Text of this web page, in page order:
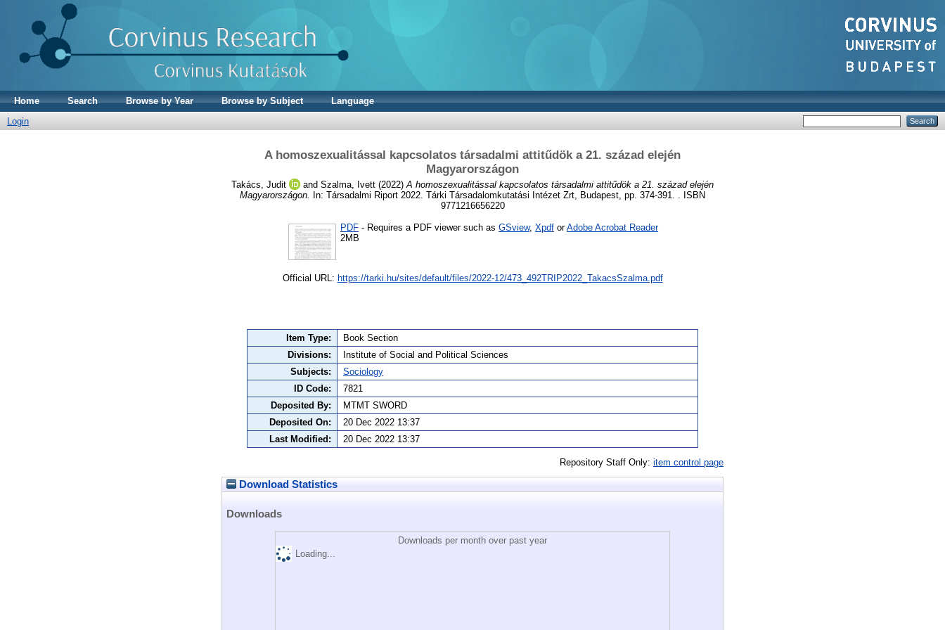
Home Search Browse by Year Browse by Subject
Language
Login
A homoszexualitással kapcsolatos társadalmi attitűdök a 21. század elején
Magyarországon
Takács, Judit and Szalma, Ivett (2022) A homoszexualitással kapcsolatos társadalmi attitűdök a 21. század elején
Magyarországon.
In: Társadalmi Riport 2022. Tárki Társadalomkutatási Intézet Zrt, Budapest, pp. 374-391. . ISBN
9771216656220
PDF - Requires a PDF viewer such as GSview, Xpdf orAdobe Acrobat Reader
2MB
Official URL: https://tarki.hu/sites/default/files/2022-12/473_492TRIP2022_TakacsSzalma.pdf
Item Type:
Book Section
Divisions:
Institute of Social and Political Sciences
Subjects:
Sociology
ID Code:
7821
Deposited By:
MTMT SWORD
Deposited On:
20 Dec 2022 13:37
Last Modified:
20 Dec 2022 13:37
Repository Staff Only: item control page
Download Statistics
Downloads
Downloads per month over past year
Loading...